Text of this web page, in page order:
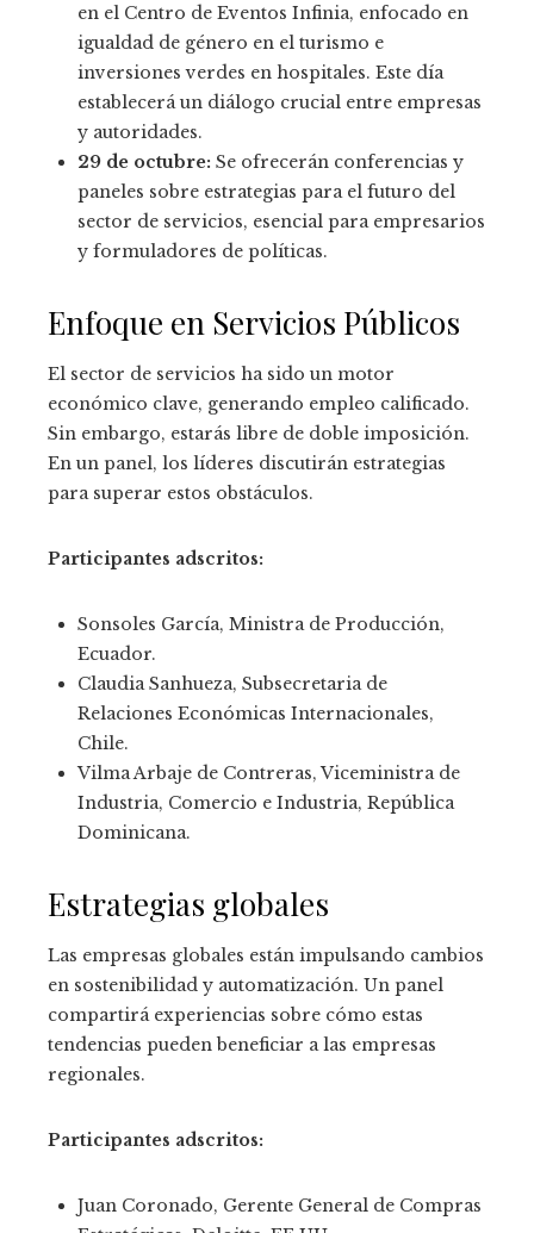
en el Centro de Eventos Infinia, enfocado en
igualdad de género en el turismo e
inversiones verdes en hospitales. Este día
establecerá un diálogo crucial entre empresas
y autoridades.
29 de octubre: Se ofrecerán conferencias y
paneles sobre estrategias para el futuro del
sector de servicios, esencial para empresarios
y formuladores de políticas.
Enfoque en Servicios Públicos
El sector de servicios ha sido un motor
económico clave, generando empleo calificado.
Sin embargo, estarás libre de doble imposición.
En un panel, los líderes discutirán estrategias
para superar estos obstáculos.
Participantes adscritos:
Sonsoles García, Ministra de Producción,
Ecuador.
Claudia Sanhueza, Subsecretaria de
Relaciones Económicas Internacionales,
Chile.
Vilma Arbaje de Contreras, Viceministra de
Industria, Comercio e Industria, República
Dominicana.
Estrategias globales
Las empresas globales están impulsando cambios
en sostenibilidad y automatización. Un panel
compartirá experiencias sobre cómo estas
tendencias pueden beneficiar a las empresas
regionales.
Participantes adscritos:
Juan Coronado, Gerente General de Compras